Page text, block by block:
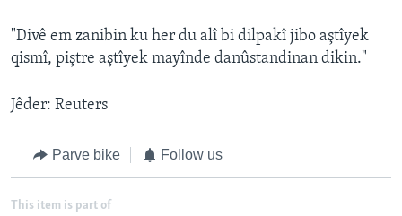
"Divê em zanibin ku her du alî bi dilpakî jibo aştîyek
qismî, piştre aştîyek mayînde danûstandinan dikin."
Jêder: Reuters
Parve bike Follow us
This item is part of